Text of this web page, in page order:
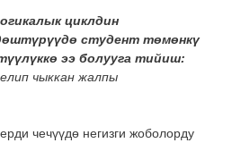
циклдин
студент төмөнкү
ээ болууга тийиш:
чыккан жалпы
чечүүдө негизги жоболорду